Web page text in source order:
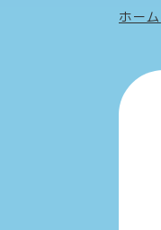
ホーム